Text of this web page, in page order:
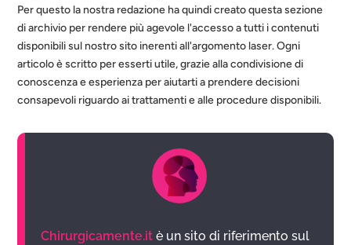
Per questo la nostra redazione ha quindi creato questa sezione
di archivio per rendere più agevole l'accesso a tutti i contenuti
disponibili sul nostro sito inerenti all'argomento laser. Ogni
articolo è scritto per esserti utile, grazie alla condivisione di
conoscenza e esperienza per aiutarti a prendere decisioni
consapevoli riguardo ai trattamenti e alle procedure disponibili.
Chirurgicamente.it è un sito di riferimento sul